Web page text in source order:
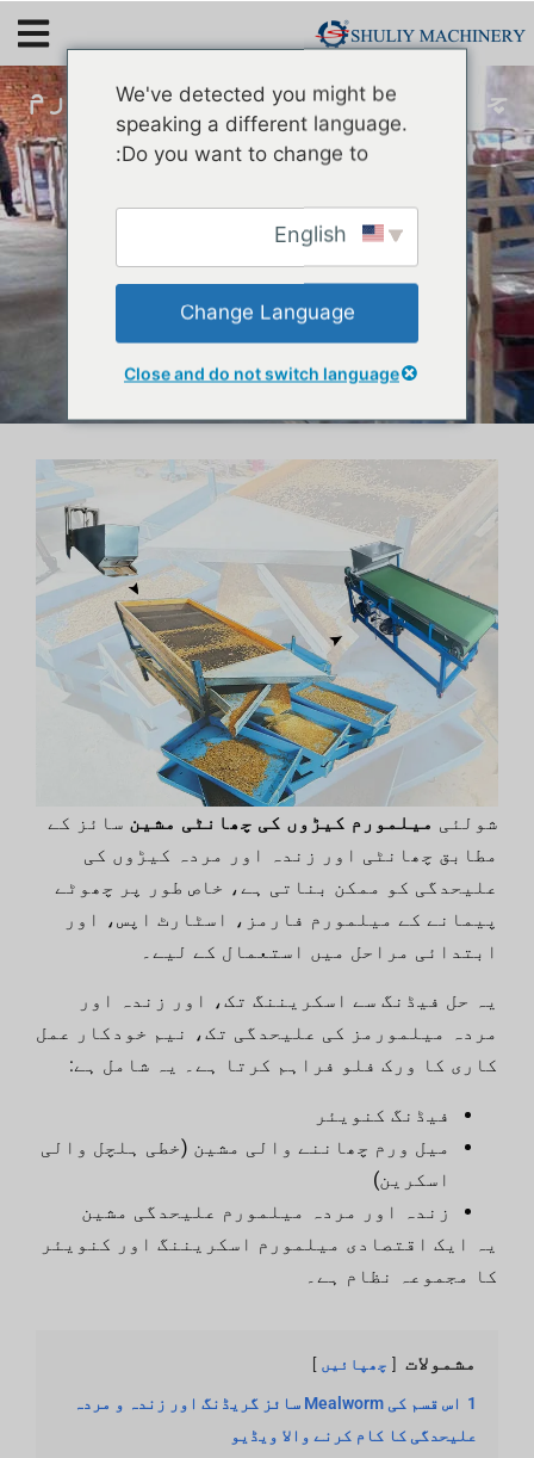
چھوٹے فارم کے لیے میلمورم
کیڑوں کی چھانٹی مشین
شولئی میلمورم کیڑوں کی چھانٹی مشین سائز کے
مطابق چھانٹی اور زندہ اور مردہ کیڑوں کی
علیحدگی کو ممکن بناتی ہے، خاص طور پر چھوٹے
پیمانے کے میلمورم فارمز، اسٹارٹ اپس، اور
ابتدائی مراحل میں استعمال کے لیے۔
یہ حل فیڈنگ سے اسکریننگ تک، اور زندہ اور
مردہ میلمورمز کی علیحدگی تک، نیم خودکار عمل
کاری کا ورک فلو فراہم کرتا ہے۔ یہ شامل ہے:
فیڈنگ کنویئر
میل ورم چھاننے والی مشین (خطی ہلچل والی
اسکرین)
زندہ اور مردہ میلمورم علیحدگی مشین
یہ ایک اقتصادی میلمورم اسکریننگ اور کنویئر
کا مجموعہ نظام ہے۔
مشمولات چھپائیں
1
اس قسم کی Mealworm سائز گریڈنگ اور زندہ و مردہ
علیحدگی کا کام کرنے والا ویڈیو
We've detected you might be
speaking a different language.
Do you want to change to:
Change Language
Close and do not switch language